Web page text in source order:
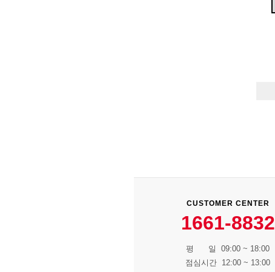
CUSTOMER CENTER
1661-8832
평 일 09:00 ~ 18:00
점심시간 12:00 ~ 13:00